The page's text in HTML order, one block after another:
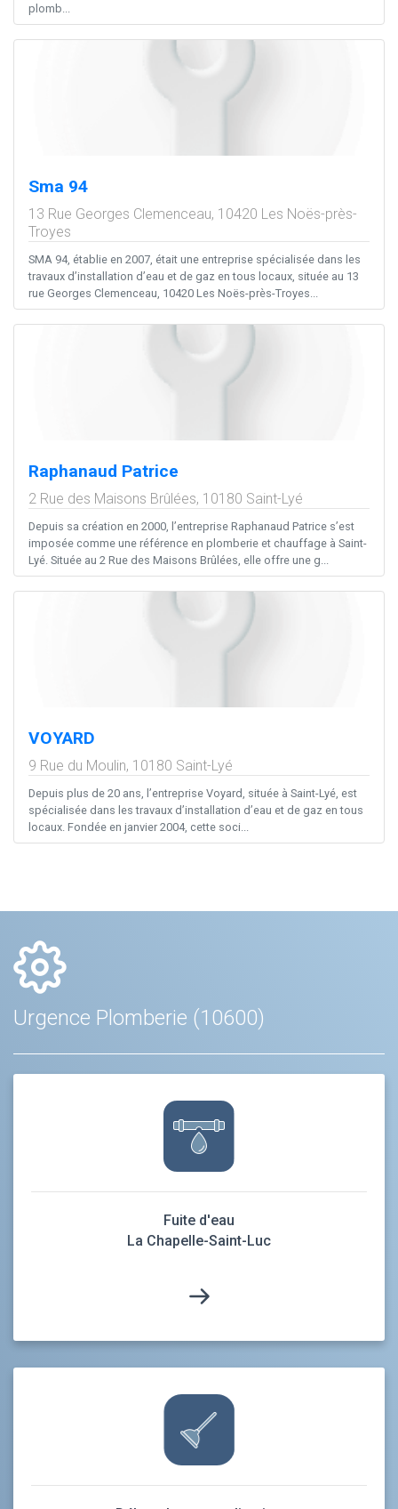
plomb...
Sma 94
13 Rue Georges Clemenceau, 10420 Les Noës-près-
Troyes
SMA 94, établie en 2007, était une entreprise spécialisée dans les
travaux d’installation d’eau et de gaz en tous locaux, située au 13
rue Georges Clemenceau, 10420 Les Noës-près-Troyes...
Raphanaud Patrice
2 Rue des Maisons Brûlées, 10180 Saint-Lyé
Depuis sa création en 2000, l’entreprise Raphanaud Patrice s’est
imposée comme une référence en plomberie et chauffage à Saint-
Lyé. Située au 2 Rue des Maisons Brûlées, elle offre une g...
VOYARD
9 Rue du Moulin, 10180 Saint-Lyé
Depuis plus de 20 ans, l’entreprise Voyard, située à Saint-Lyé, est
spécialisée dans les travaux d’installation d’eau et de gaz en tous
locaux. Fondée en janvier 2004, cette soci...
Urgence Plomberie (10600)
Fuite d'eau
La Chapelle-Saint-Luc